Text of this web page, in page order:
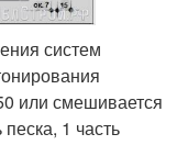
систем
или смешивается
1 часть